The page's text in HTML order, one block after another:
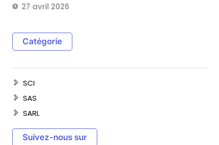
27 avril 2026
Catégorie
SCI
SAS
SARL
Suivez-nous sur